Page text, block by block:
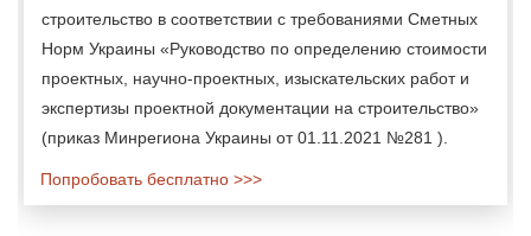
строительство в соответствии с требованиями Сметных
Норм Украины «Руководство по определению стоимости
проектных, научно-проектных, изыскательских работ и
экспертизы проектной документации на строительство»
(приказ Минрегиона Украины от 01.11.2021 №281 ).
Попробовать бесплатно >>>